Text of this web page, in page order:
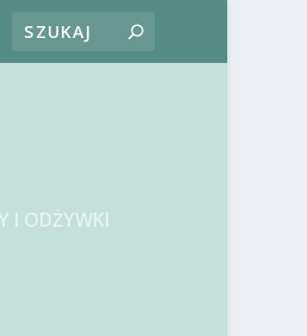
I ODŻYWKI